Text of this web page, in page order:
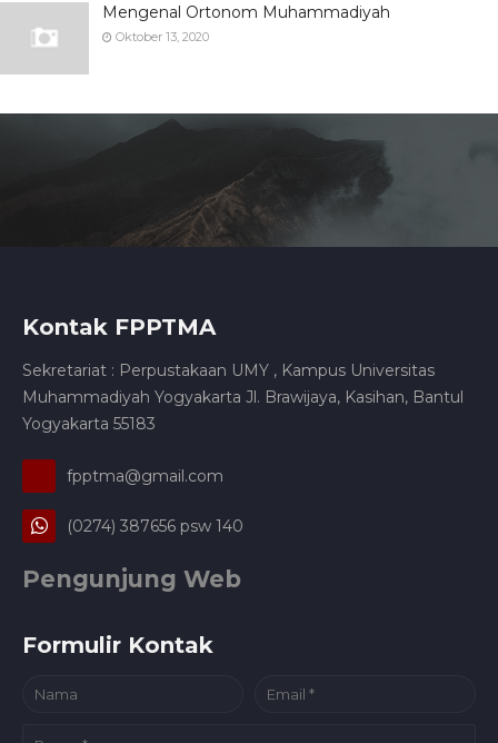
Mengenal Ortonom Muhammadiyah
Oktober 13, 2020
Kontak FPPTMA
Sekretariat : Perpustakaan UMY , Kampus Universitas
Muhammadiyah Yogyakarta Jl. Brawijaya, Kasihan, Bantul
Yogyakarta 55183
fpptma@gmail.com
(0274) 387656 psw 140
Pengunjung Web
Formulir Kontak